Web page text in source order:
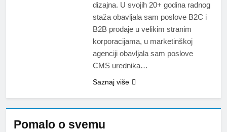
Pomalo o svemu
dizajna. U svojih 20+ godina radnog
staža obavljala sam poslove B2C i
B2B prodaje u velikim stranim
korporacijama, u marketinškoj
agenciji obavljala sam poslove
CMS urednika…
Saznaj više